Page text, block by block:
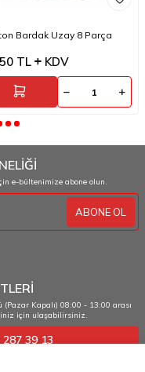
Bardak Uzay 8 Parça
TL KDV
e-bültenimize abone olun.
ABONE OL
Kapalı) 08:00 - 13:00 arası
için ulaşabilirsiniz.
39 13